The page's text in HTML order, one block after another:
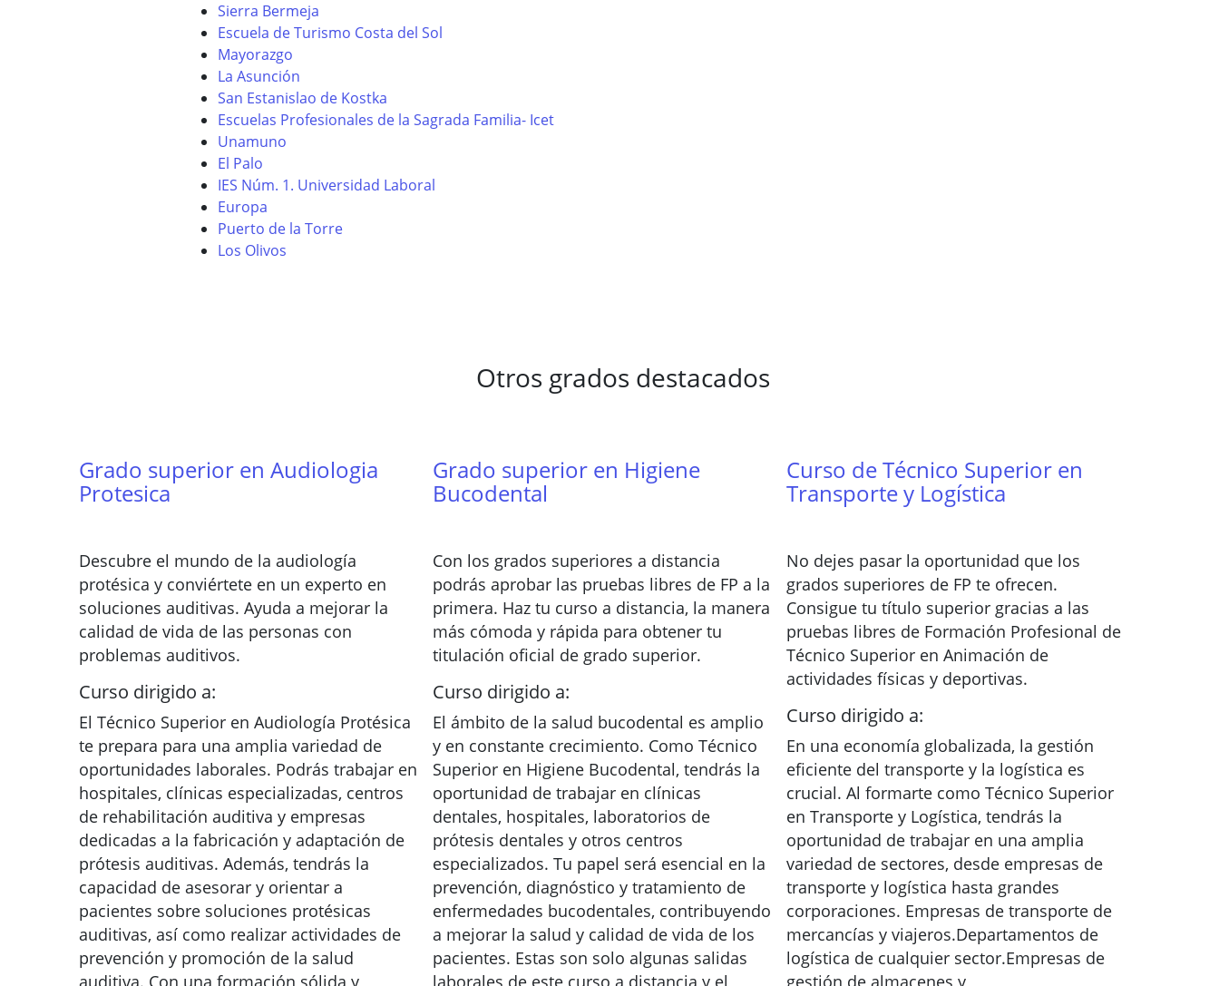
Sierra Bermeja
Escuela de Turismo Costa del Sol
Mayorazgo
La Asunción
San Estanislao de Kostka
Escuelas Profesionales de la Sagrada Familia- Icet
Unamuno
El Palo
IES Núm. 1. Universidad Laboral
Europa
Puerto de la Torre
Los Olivos
Otros grados destacados
Grado superior en Audiologia
Protesica
Descubre el mundo de la audiología
protésica y conviértete en un experto en
soluciones auditivas. Ayuda a mejorar la
calidad de vida de las personas con
problemas auditivos.
Curso dirigido a:
El Técnico Superior en Audiología Protésica
te prepara para una amplia variedad de
oportunidades laborales. Podrás trabajar en
hospitales, clínicas especializadas, centros
de rehabilitación auditiva y empresas
dedicadas a la fabricación y adaptación de
prótesis auditivas. Además, tendrás la
capacidad de asesorar y orientar a
pacientes sobre soluciones protésicas
auditivas, así como realizar actividades de
prevención y promoción de la salud
auditiva. Con una formación sólida y
Grado superior en Higiene
Bucodental
Con los grados superiores a distancia
podrás aprobar las pruebas libres de FP a la
primera. Haz tu curso a distancia, la manera
más cómoda y rápida para obtener tu
titulación oficial de grado superior.
Curso dirigido a:
El ámbito de la salud bucodental es amplio
y en constante crecimiento. Como Técnico
Superior en Higiene Bucodental, tendrás la
oportunidad de trabajar en clínicas
dentales, hospitales, laboratorios de
prótesis dentales y otros centros
especializados. Tu papel será esencial en la
prevención, diagnóstico y tratamiento de
enfermedades bucodentales, contribuyendo
a mejorar la salud y calidad de vida de los
pacientes. Estas son solo algunas salidas
laborales de este curso a distancia y el
Curso de Técnico Superior en
Transporte y Logística
No dejes pasar la oportunidad que los
grados superiores de FP te ofrecen.
Consigue tu título superior gracias a las
pruebas libres de Formación Profesional de
Técnico Superior en Animación de
actividades físicas y deportivas.
Curso dirigido a:
En una economía globalizada, la gestión
eficiente del transporte y la logística es
crucial. Al formarte como Técnico Superior
en Transporte y Logística, tendrás la
oportunidad de trabajar en una amplia
variedad de sectores, desde empresas de
transporte y logística hasta grandes
corporaciones. Empresas de transporte de
mercancías y viajeros.Departamentos de
logística de cualquier sector.Empresas de
gestión de almacenes y